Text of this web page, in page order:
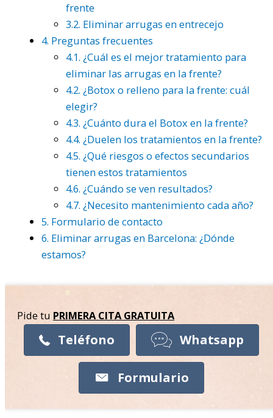
frente
3.2. Eliminar arrugas en entrecejo
4. Preguntas frecuentes
4.1. ¿Cuál es el mejor tratamiento para
eliminar las arrugas en la frente?
4.2. ¿Botox o relleno para la frente: cuál
elegir?
4.3. ¿Cuánto dura el Botox en la frente?
4.4. ¿Duelen los tratamientos en la frente?
4.5. ¿Qué riesgos o efectos secundarios
tienen estos tratamientos
4.6. ¿Cuándo se ven resultados?
4.7. ¿Necesito mantenimiento cada año?
5. Formulario de contacto
6. Eliminar arrugas en Barcelona: ¿Dónde
estamos?
Pide tu PRIMERA CITAGRATUITA
Teléfono Whatsapp
Formulario